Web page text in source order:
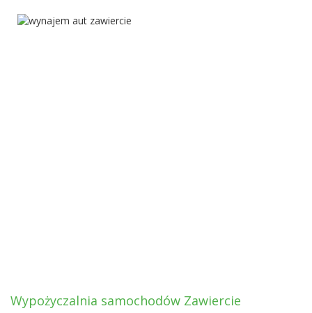
Wypożyczalnia samochodów Zawiercie